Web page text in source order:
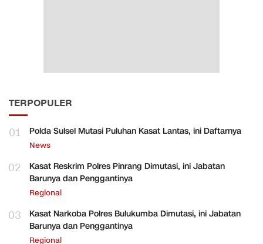
TERPOPULER
01 Polda Sulsel Mutasi Puluhan Kasat Lantas, ini Daftarnya
News
02
Kasat Reskrim Polres Pinrang Dimutasi, ini Jabatan
Barunya dan Penggantinya
Regional
03
Kasat Narkoba Polres Bulukumba Dimutasi, ini Jabatan
Barunya dan Penggantinya
Regional